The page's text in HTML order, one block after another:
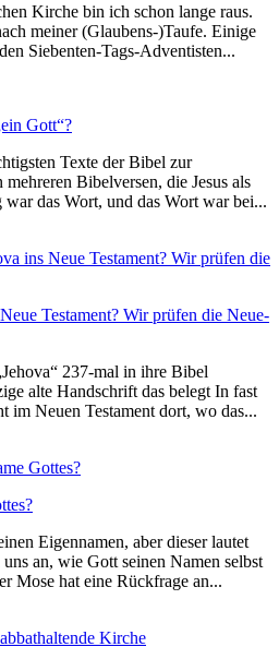
Kirche bin ich schon lange raus.
meiner (Glaubens-)Taufe. Einige
Siebenten-Tags-Adventisten...
Gott“?
Texte der Bibel zur
Bibelversen, die Jesus als
das Wort, und das Wort war bei...
ins Neue Testament? Wir prüfen die
Testament? Wir prüfen die Neue-
237-mal in ihre Bibel
alte Handschrift das belegt In fast
im Neuen Testament dort, wo das...
Gottes?
Eigennamen, aber dieser lautet
an, wie Gott seinen Namen selbst
Mose hat eine Rückfrage an...
Kirche